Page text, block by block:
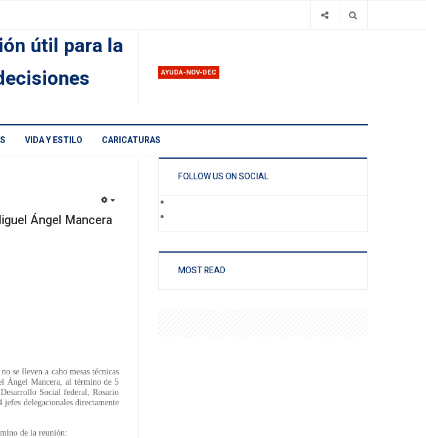
útil para la
AYUDA-NOV-DEC
VIDA Y ESTILO CARICATURAS
Ángel Mancera
se lleven a cabo mesas técnicas
Ángel Mancera, al término de 5
Social federal, Rosario
delegacionales directamente
de la reunión:
FOLLOW US ON SOCIAL
MOST READ